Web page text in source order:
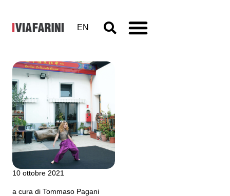
EN
Martina
Rota, Dirty
Sweat
10 ottobre 2021
a cura di Tommaso Pagani